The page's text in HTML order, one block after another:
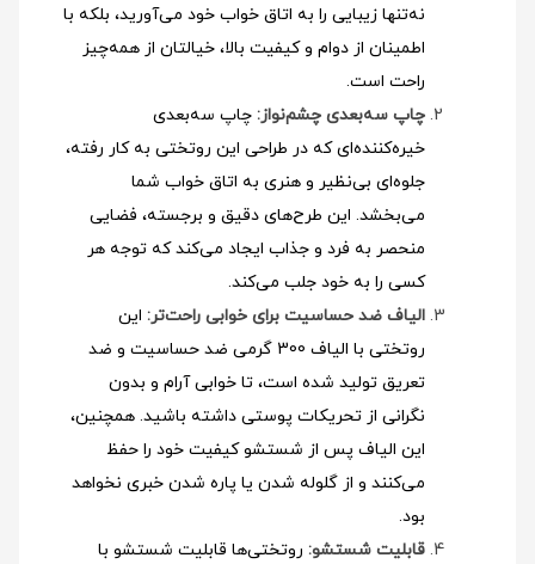
نه‌تنها زیبایی را به اتاق خواب خود می‌آورید، بلکه با
اطمینان از دوام و کیفیت بالا، خیالتان از همه‌چیز
راحت است.
چاپ سه‌بعدی چشم‌نواز: چاپ سه‌بعدی
خیره‌کننده‌ای که در طراحی این روتختی به کار رفته،
جلوه‌ای بی‌نظیر و هنری به اتاق خواب شما
می‌بخشد. این طرح‌های دقیق و برجسته، فضایی
منحصر به فرد و جذاب ایجاد می‌کند که توجه هر
کسی را به خود جلب می‌کند.
الیاف ضد حساسیت برای خوابی راحت‌تر: این
روتختی با الیاف 300 گرمی ضد حساسیت و ضد
تعریق تولید شده است، تا خوابی آرام و بدون
نگرانی از تحریکات پوستی داشته باشید. همچنین،
این الیاف پس از شستشو کیفیت خود را حفظ
می‌کنند و از گلوله شدن یا پاره شدن خبری نخواهد
بود.
قابلیت شستشو: روتختی‌ها قابلیت شستشو با